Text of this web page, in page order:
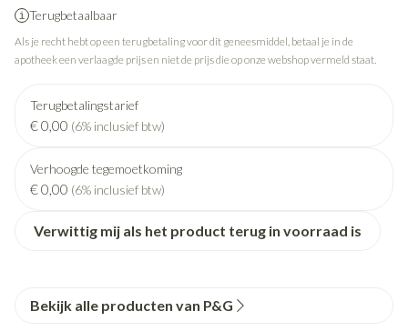
Terugbetaalbaar
Als je recht hebt op een terugbetaling voor dit geneesmiddel, betaal je in de
apotheek een verlaagde prijs en niet de prijs die op onze webshop vermeld staat.
Terugbetalingstarief
€ 0,00 (6% inclusief btw)
Verhoogde tegemoetkoming
€ 0,00 (6% inclusief btw)
Verwittig mij als het product terug in voorraad is
Bekijk alle producten van P&G